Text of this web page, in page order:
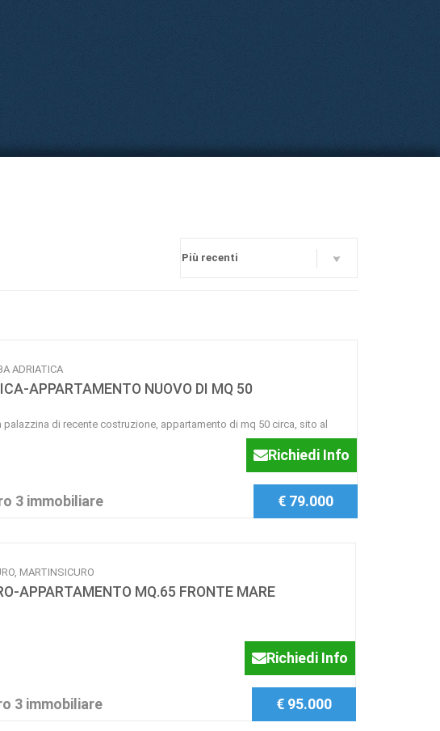
ADRIATICA
APPARTAMENTO NUOVO DI MQ 50
palazzina di recente costruzione, appartamento di mq 50 circa, sito al
Richiedi Info
3 immobiliare € 79.000
MARTINSICURO
APPARTAMENTO MQ.65 FRONTE MARE
Richiedi Info
3 immobiliare € 95.000